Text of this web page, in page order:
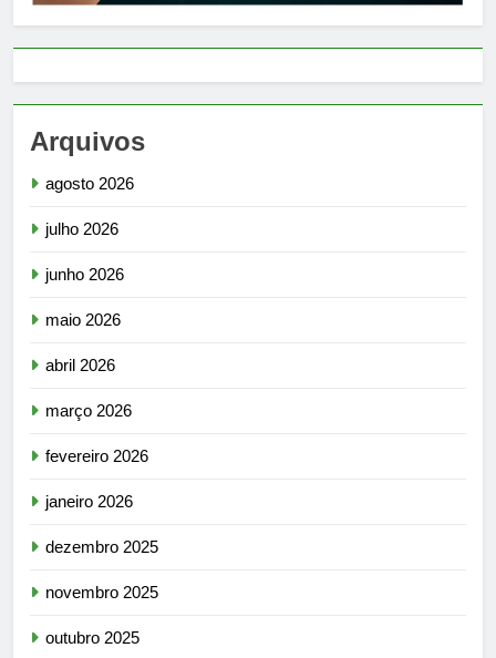
Arquivos
agosto 2026
julho 2026
junho 2026
maio 2026
abril 2026
março 2026
fevereiro 2026
janeiro 2026
dezembro 2025
novembro 2025
outubro 2025